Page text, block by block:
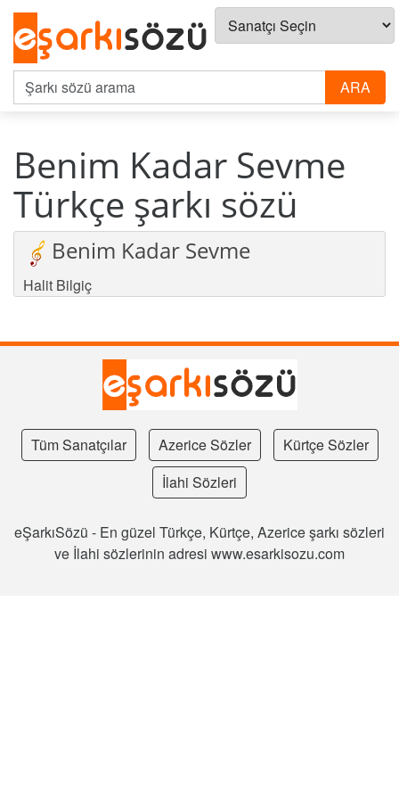
Benim Kadar Sevme
Türkçe şarkı sözü
Benim Kadar Sevme
Halit Bilgiç
Tüm Sanatçılar Azerice Sözler
Kürtçe Sözler
İlahi Sözleri
eŞarkıSözü - En güzel Türkçe, Kürtçe, Azerice şarkı sözleri
ve İlahi sözlerinin adresi www.esarkisozu.com